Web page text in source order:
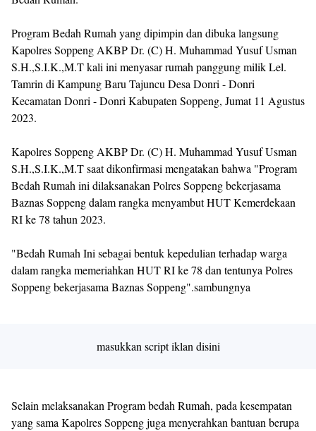
Program Bedah Rumah yang dipimpin dan dibuka langsung
Kapolres Soppeng AKBP Dr. (C) H. Muhammad Yusuf Usman
S.H.,S.I.K.,M.T kali ini menyasar rumah panggung milik Lel.
Tamrin di Kampung Baru Tajuncu Desa Donri - Donri
Kecamatan Donri - Donri Kabupaten Soppeng, Jumat 11 Agustus
2023.
Kapolres Soppeng AKBP Dr. (C) H. Muhammad Yusuf Usman
S.H.,S.I.K.,M.T saat dikonfirmasi mengatakan bahwa "Program
Bedah Rumah ini dilaksanakan Polres Soppeng bekerjasama
Baznas Soppeng dalam rangka menyambut HUT Kemerdekaan
RI ke 78 tahun 2023.
"Bedah Rumah Ini sebagai bentuk kepedulian terhadap warga
dalam rangka memeriahkan HUT RI ke 78 dan tentunya Polres
Soppeng bekerjasama Baznas Soppeng".sambungnya
masukkan script iklan disini
Selain melaksanakan Program bedah Rumah, pada kesempatan
yang sama Kapolres Soppeng juga menyerahkan bantuan berupa